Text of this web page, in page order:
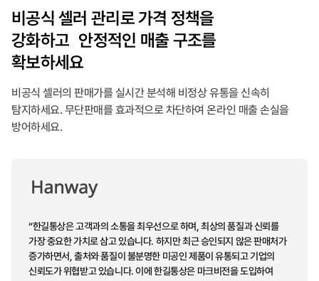
비공식 셀러 관리로 가격 정책을
강화하고 안정적인 매출 구조를
확보하세요
비공식 셀러의 판매가를 실시간 분석해 비정상 유통을 신속히
탐지하세요. 무단판매를 효과적으로 차단하여 온라인 매출 손실을
방어하세요.
“한길통상은 고객과의 소통을 최우선으로 하며, 최상의 품질과 신뢰를
가장 중요한 가치로 삼고 있습니다. 하지만 최근 승인되지 않은 판매처가
증가하면서, 출처와 품질이 불분명한 미공인 제품이 유통되고 기업의
신뢰도가 위협받고 있습니다. 이에 한길통상은 마크비전을 도입하여